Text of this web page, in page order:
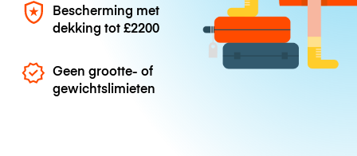
Bescherming met
dekking tot£2200
Geen grootte- of
gewichtslimieten